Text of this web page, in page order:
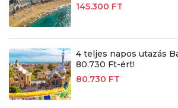
145.300 FT
4 teljes napos utazás
80.730 Ft-ért!
80.730 FT